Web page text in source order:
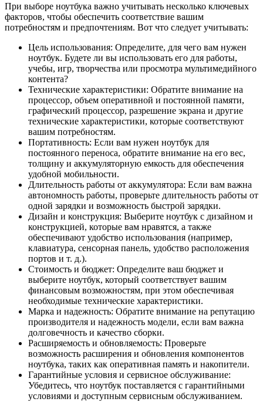
При выборе ноутбука важно учитывать несколько ключевых
факторов, чтобы обеспечить соответствие вашим
потребностям и предпочтениям. Вот что следует учитывать:
Цель использования: Определите, для чего вам нужен
ноутбук. Будете ли вы использовать его для работы,
учебы, игр, творчества или просмотра мультимедийного
контента?
Технические характеристики: Обратите внимание на
процессор, объем оперативной и постоянной памяти,
графический процессор, разрешение экрана и другие
технические характеристики, которые соответствуют
вашим потребностям.
Портативность: Если вам нужен ноутбук для
постоянного переноса, обратите внимание на его вес,
толщину и аккумуляторную емкость для обеспечения
удобной мобильности.
Длительность работы от аккумулятора: Если вам важна
автономность работы, проверьте длительность работы от
одной зарядки и возможность быстрой зарядки.
Дизайн и конструкция: Выберите ноутбук с дизайном и
конструкцией, которые вам нравятся, а также
обеспечивают удобство использования (например,
клавиатура, сенсорная панель, удобство расположения
портов и т. д.).
Стоимость и бюджет: Определите ваш бюджет и
выберите ноутбук, который соответствует вашим
финансовым возможностям, при этом обеспечивая
необходимые технические характеристики.
Марка и надежность: Обратите внимание на репутацию
производителя и надежность модели, если вам важна
долговечность и качество сборки.
Расширяемость и обновляемость: Проверьте
возможность расширения и обновления компонентов
ноутбука, таких как оперативная память и накопители.
Гарантийные условия и сервисное обслуживание:
Убедитесь, что ноутбук поставляется с гарантийными
условиями и доступным сервисным обслуживанием.